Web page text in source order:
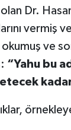
Dr.
vermiş
ve
“Yahu bu